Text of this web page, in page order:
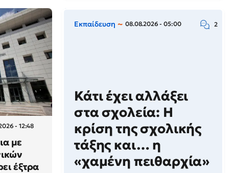
- 12:48
με
έξτρα
Εκπαίδευση 08.08.2026 - 05:00 2
Κάτι έχει αλλάξει
στα σχολεία: H
κρίση της σχολικής
τάξης και… η
«χαμένη πειθαρχία»